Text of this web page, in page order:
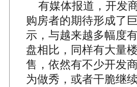
有媒体报道，开发
购房者的期待形成了
示，与越来越多幅度
盘相比，同样有大量
售，依然有不少开发
为做秀，或者干脆继